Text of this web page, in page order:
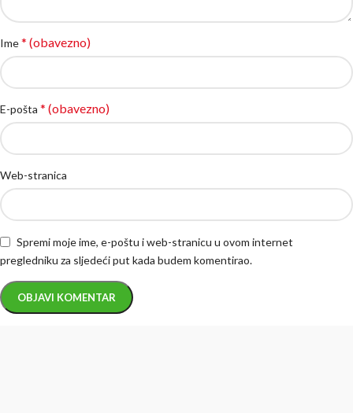
Ime* (obavezno)
E-pošta * (obavezno)
Web-stranica
Spremi moje ime, e-poštu i web-stranicu u ovom internet
pregledniku za sljedeći put kada budem komentirao.